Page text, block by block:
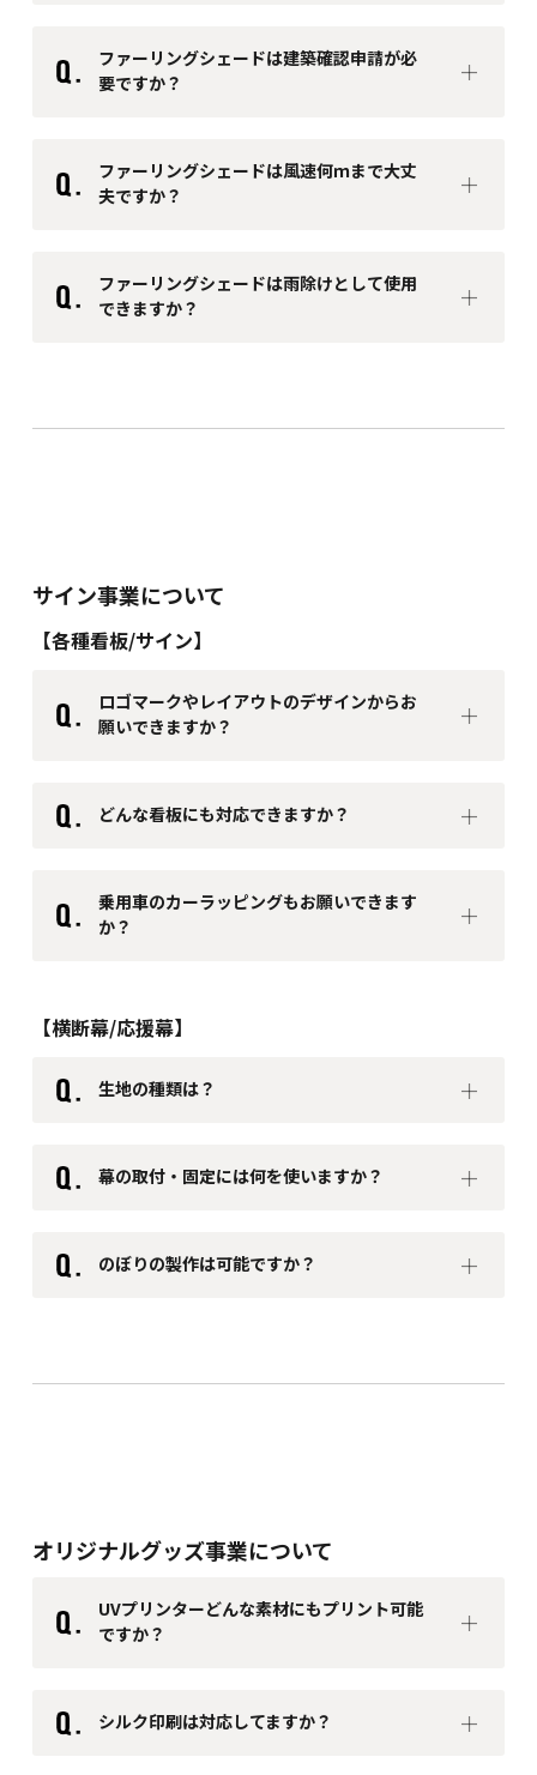
ファーリングシェードは建築確認申請が必
要ですか？
ファーリングシェードは風速何ｍまで大丈
夫ですか？
ファーリングシェードは雨除けとして使用
できますか？
サイン事業について
【各種看板/サイン】
ロゴマークやレイアウトのデザインからお
願いできますか？
どんな看板にも対応できますか？
乗用車のカーラッピングもお願いできます
か？
【横断幕/応援幕】
生地の種類は？
しています。コストを抑えたい場合にもおすすめで
軽量でしなやかなため、持ち運びや折り畳みが必要
幕の取付・固定には何を使いますか？
のぼりの製作は可能ですか？
オリジナルグッズ事業について
UVプリンターどんな素材にもプリント可能
ですか？
シルク印刷は対応してますか？